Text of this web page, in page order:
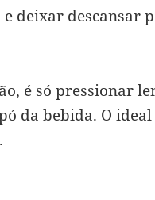
deixar descansar
é só pressionar
da bebida. O